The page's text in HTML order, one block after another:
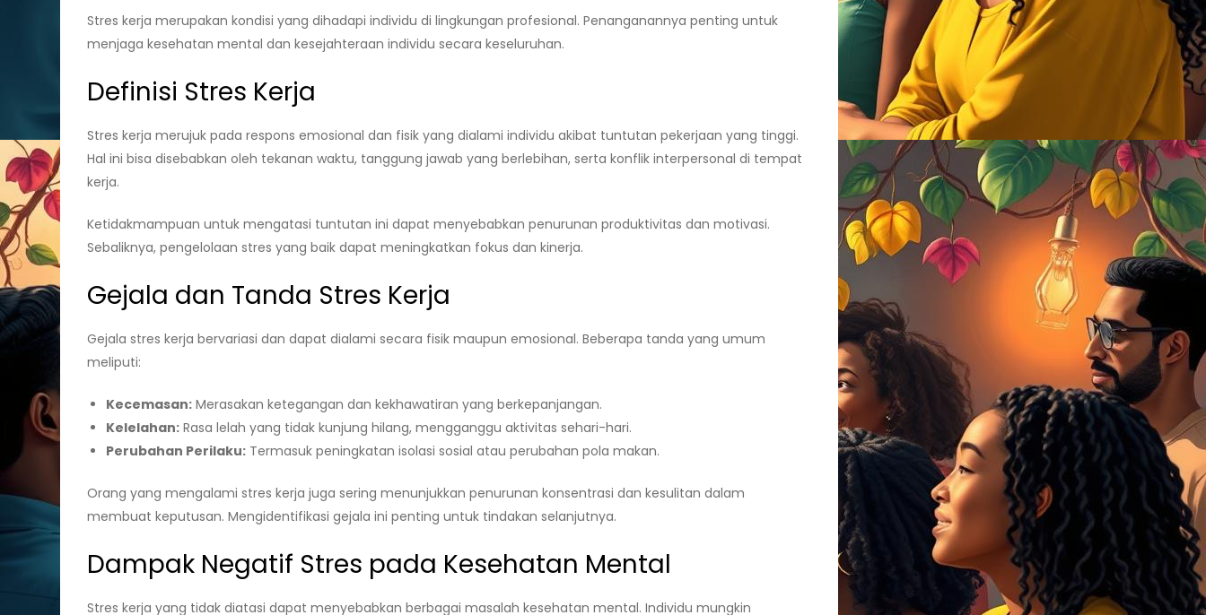
Stres kerja merupakan kondisi yang dihadapi individu di lingkungan profesional. Penanganannya penting untuk
menjaga kesehatan mental dan kesejahteraan individu secara keseluruhan.
Definisi Stres Kerja
Stres kerja merujuk pada respons emosional dan fisik yang dialami individu akibat tuntutan pekerjaan yang tinggi.
Hal ini bisa disebabkan oleh tekanan waktu, tanggung jawab yang berlebihan, serta konflik interpersonal di tempat
kerja.
Ketidakmampuan untuk mengatasi tuntutan ini dapat menyebabkan penurunan produktivitas dan motivasi.
Sebaliknya, pengelolaan stres yang baik dapat meningkatkan fokus dan kinerja.
Gejala dan Tanda Stres Kerja
Gejala stres kerja bervariasi dan dapat dialami secara fisik maupun emosional. Beberapa tanda yang umum
meliputi:
Kecemasan: Merasakan ketegangan dan kekhawatiran yang berkepanjangan.
Kelelahan: Rasa lelah yang tidak kunjung hilang, mengganggu aktivitas sehari-hari.
Perubahan Perilaku: Termasuk peningkatan isolasi sosial atau perubahan pola makan.
Orang yang mengalami stres kerja juga sering menunjukkan penurunan konsentrasi dan kesulitan dalam
membuat keputusan. Mengidentifikasi gejala ini penting untuk tindakan selanjutnya.
Dampak Negatif Stres pada Kesehatan Mental
Stres kerja yang tidak diatasi dapat menyebabkan berbagai masalah kesehatan mental. Individu mungkin